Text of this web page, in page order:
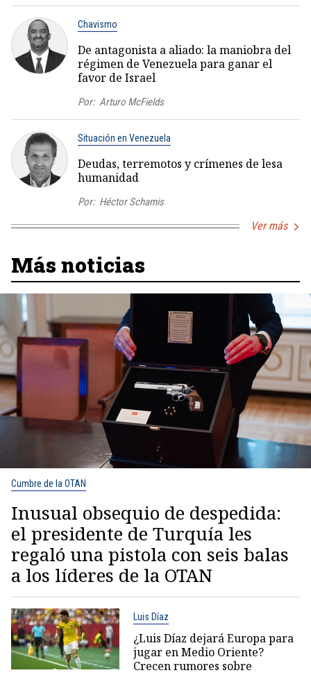
Chavismo
De antagonista a aliado: la maniobra del
régimen de Venezuela para ganar el
favor de Israel
Por: Arturo McFields
Situación en Venezuela
Deudas, terremotos y crímenes de lesa
humanidad
Por: Héctor Schamis
Ver más
Más noticias
Cumbre de la OTAN
Inusual obsequio de despedida:
el presidente de Turquía les
regaló una pistola con seis balas
a los líderes de la OTAN
Luis Díaz
¿Luis Díaz dejará Europa para
jugar en Medio Oriente?
Crecen rumores sobre